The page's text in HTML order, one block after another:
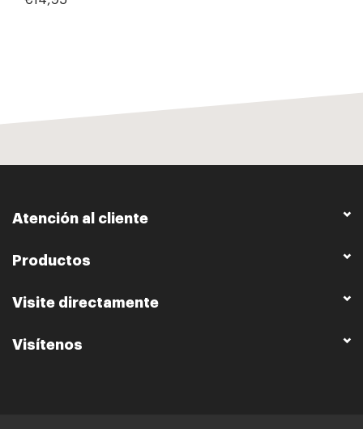
Atención al cliente
Productos
Visite directamente
Visítenos